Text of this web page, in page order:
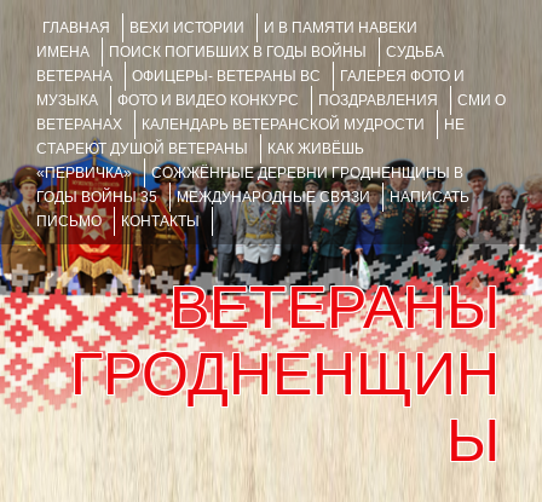
ГЛАВНАЯ ВЕХИ ИСТОРИИ
И В ПАМЯТИ НАВЕКИ
ИМЕНА
ПОИСК ПОГИБШИХ В ГОДЫ ВОЙНЫ
СУДЬБА
ВЕТЕРАНА
ОФИЦЕРЫ- ВЕТЕРАНЫ ВС
ГАЛЕРЕЯ ФОТО И
МУЗЫКА
ФОТО И ВИДЕО КОНКУРС ПОЗДРАВЛЕНИЯ
СМИ О
ВЕТЕРАНАХ
КАЛЕНДАРЬ ВЕТЕРАНСКОЙ МУДРОСТИ
НЕ
СТАРЕЮТ ДУШОЙ ВЕТЕРАНЫ
КАК ЖИВЁШЬ
«ПЕРВИЧКА»
СОЖЖЁННЫЕ ДЕРЕВНИ ГРОДНЕНЩИНЫ В
ГОДЫ ВОЙНЫ 35
МЕЖДУНАРОДНЫЕ СВЯЗИ
НАПИСАТЬ
ПИСЬМО
КОНТАКТЫ
ВЕТЕРАНЫ
ГРОДНЕНЩИН
Ы